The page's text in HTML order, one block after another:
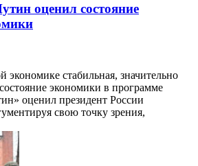
оценил состояние
экономике стабильная, значительно
экономики в программе
оценил президент России
свою точку зрения,